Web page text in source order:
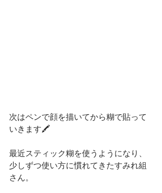
次はペンで顔を描いてから糊で貼って
いきます🖍️
最近スティック糊を使うようになり、
少しずつ使い方に慣れてきたすみれ組
さん。